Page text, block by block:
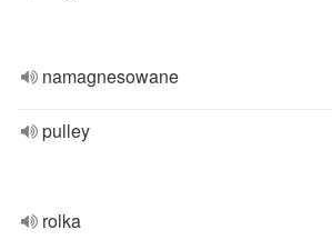
namagnesowane
pulley
rolka